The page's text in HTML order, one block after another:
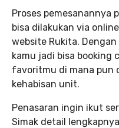
Proses pemesanannya
bisa dilakukan via
website Rukita.
kamu jadi bisa booking
favoritmu di mana pun
kehabisan unit.
Penasaran ingin ikut
Simak detail